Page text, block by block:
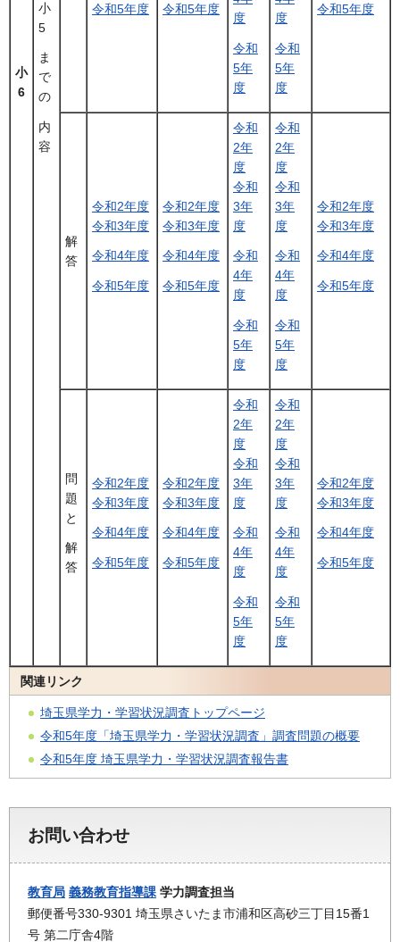
小
6
小
5
ま
で
の
内
容
令和5年度 令和5年度
度
令和
5年
度
度
令和
5年
度
令和5年度
解
答
令和2年度
令和3年度
令和4年度
令和5年度
令和2年度
令和3年度
令和4年度
令和5年度
令和
2年
度
令和
3年
度
令和
4年
度
令和
5年
度
令和
2年
度
令和
3年
度
令和
4年
度
令和
5年
度
令和2年度
令和3年度
令和4年度
令和5年度
問
題
と
解
答
令和2年度
令和3年度
令和4年度
令和5年度
令和2年度
令和3年度
令和4年度
令和5年度
令和
2年
度
令和
3年
度
令和
4年
度
令和
5年
度
令和
2年
度
令和
3年
度
令和
4年
度
令和
5年
度
令和2年度
令和3年度
令和4年度
令和5年度
関連リンク
埼玉県学力・学習状況調査トップページ
令和5年度「埼玉県学力・学習状況調査」調査問題の概要
令和5年度 埼玉県学力・学習状況調査報告書
お問い合わせ
教育局 義務教育指導課 学力調査担当
郵便番号330-9301 埼玉県さいたま市浦和区高砂三丁目15番1
号 第二庁舎4階